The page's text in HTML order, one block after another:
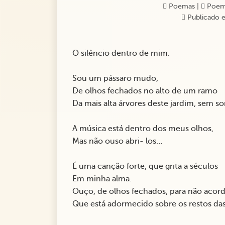
Poemas
Publicado
O silêncio dentro de mim.
Sou um pássaro mudo,
De olhos fechados no alto de um ramo
Da mais alta árvores deste jardim, sem
A música está dentro dos meus olhos,
Mas não ouso abri- los…
É uma canção forte, que grita a séculos
Em minha alma.
Ouço, de olhos fechados, para não
Que está adormecido sobre os restos